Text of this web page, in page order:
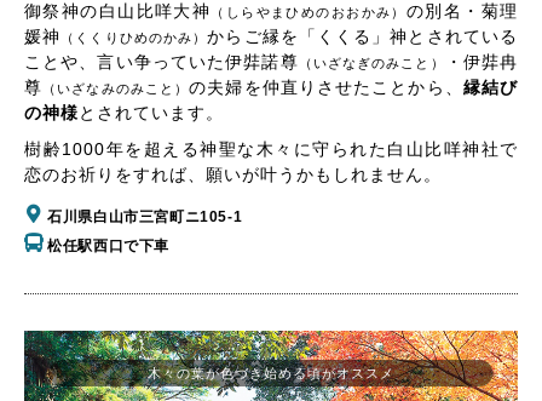
御祭神の白山比咩大神
（しらやまひめのおおかみ） の別名・菊理
媛神
（くくりひめのかみ）からご縁を「くくる」神とされている
ことや、言い争っていた伊弉諾尊 （いざなぎのみこと）
・伊弉冉
尊 （いざなみのみこと）の夫婦を仲直りさせたことから、 縁結び
の神様とされています。
樹齢1000年を超える神聖な木々に守られた白山比咩神社で
恋のお祈りをすれば、願いが叶うかもしれません。
石川県白山市三宮町ニ105-1
松任駅西口で下車
木々の葉が色づき始める頃がオススメ